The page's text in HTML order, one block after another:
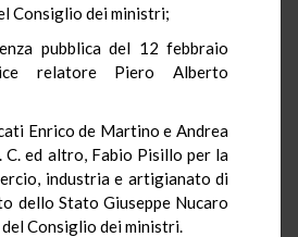
Consiglio dei ministri;
pubblica del 12 febbraio
relatore Piero Alberto
Enrico de Martino e Andrea
C. ed altro, Fabio Pisillo per la
industria e artigianato di
dello Stato Giuseppe Nucaro
Consiglio dei ministri.